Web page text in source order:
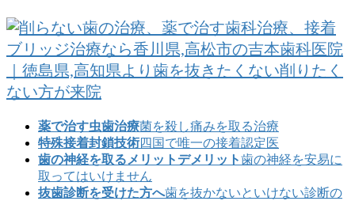
移
ン
移
薬で治す虫歯治療菌を殺し痛みを取る治療
特殊接着封鎖技術四国で唯一の接着認定医
歯の神経を取るメリットデメリット歯の神経を安易に
取ってはいけません
抜歯診断を受けた方へ歯を抜かないといけない診断の